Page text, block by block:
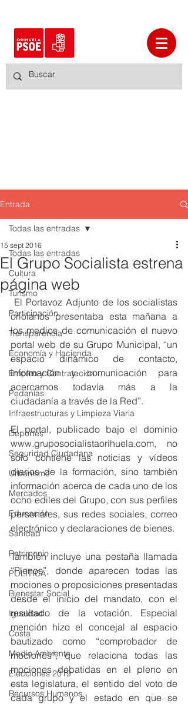
Entrada
Todas las entradas
Cultura
Turismo
Participación
Transparencia
Economía y Hacienda
Empleo y Contratación
Pedanías
Infraestructuras y Limpieza Viaria
Deportes
Seguridad Ciudadana
Urbanismo
Mercados
Educación
Sanidad
Patrimonio
POLÍTICA
Bienestar Social
Igualdad
Costa
Medio Ambiente
Elecciones 2019
Recursos Humanos
Todas las entradas
El Grupo Socialista estrena
página web
15 sept 2016
oriolanos presentaba esta mañana a
los medios de comunicación el nuevo
portal web de su Grupo Municipal, “un
espacio dinámico de contacto,
información y comunicación para
acercarnos todavía más a la
ciudadanía a través de la Red”.
El portal, publicado bajo el dominio
www.gruposocialistaorihuela.com, no
sólo contiene las noticias y vídeos
diarios de la formación, sino también
información acerca de cada uno de los
ocho ediles del Grupo, con sus perfiles
personales, sus redes sociales, correo
electrónico y declaraciones de bienes.
También incluye una pestaña llamada
“Plenos”, donde aparecen todas las
mociones o proposiciones presentadas
desde el inicio del mandato, con el
resultado de la votación. Especial
mención hizo el concejal al espacio
bautizado como “comprobador de
mociones”, que relaciona todas las
mociones debatidas en el pleno en
esta legislatura, el sentido del voto de
cada grupo y el estado en que se